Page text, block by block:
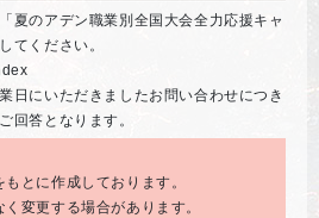
夏のアデン職業別全国大会全力応援キャ
てください。
日にいただきましたお問い合わせにつき
回答となります。
とに作成しております。
変更する場合があります。